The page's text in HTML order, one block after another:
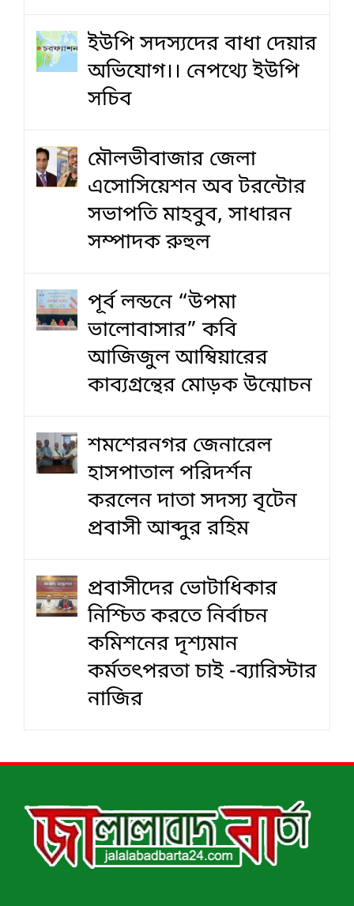
ইউপি সদস্যদের বাধা দেয়ার
অভিযোগ।। নেপথ্যে ইউপি
সচিব
মৌলভীবাজার জেলা
এসোসিয়েশন অব টরন্টোর
সভাপতি মাহবুব, সাধারন
সম্পাদক রুহুল
পূর্ব লন্ডনে “উপমা
ভালোবাসার” কবি
আজিজুল আম্বিয়ারের
কাব্যগ্রন্থের মোড়ক উন্মোচন
শমশেরনগর জেনারেল
হাসপাতাল পরিদর্শন
করলেন দাতা সদস্য বৃটেন
প্রবাসী আব্দুর রহিম
প্রবাসীদের ভোটাধিকার
নিশ্চিত করতে নির্বাচন
কমিশনের দৃশ‍্যমান
কর্মতৎপরতা চাই -ব্যারিস্টার
নাজির